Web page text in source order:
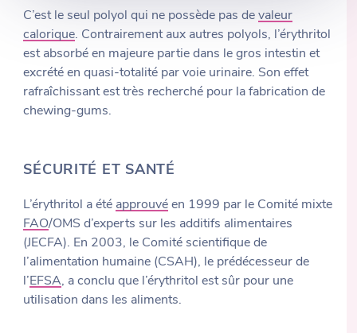
C’est le seul polyol qui ne possède pas devaleur
calorique. Contrairement aux autres polyols, l’érythritol
est absorbé en majeure partie dans le gros intestin et
excrété en quasi-totalité par voie urinaire. Son effet
rafraîchissant est très recherché pour la fabrication de
chewing-gums.
SÉCURITÉ ET SANTÉ
L’érythritol a été approuvé en 1999 par le Comité mixte
FAO/OMS d’experts sur les additifs alimentaires
(JECFA). En 2003, le Comité scientifique de
l’alimentation humaine (CSAH), le prédécesseur de
l’EFSA, a conclu que l’érythritol est sûr pour une
utilisation dans les aliments.